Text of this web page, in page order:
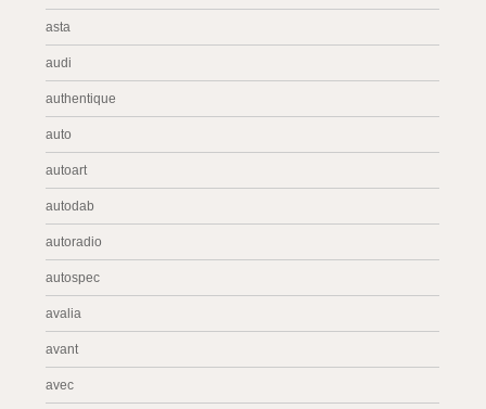
asta
audi
authentique
auto
autoart
autodab
autoradio
autospec
avalia
avant
avec